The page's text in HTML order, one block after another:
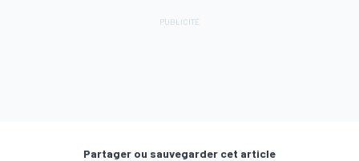
Partager ou sauvegarder cet article